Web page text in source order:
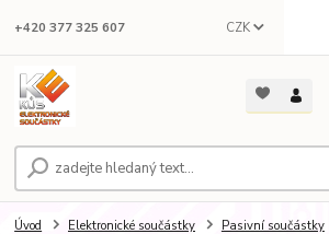
CZK
+420 377 325 607
Úvod Elektronické součástky Pasivní součástky